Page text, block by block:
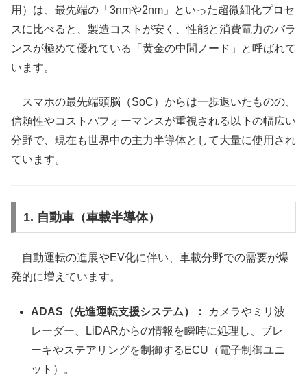
用）は、最先端の「3nmや2nm」といった超微細化プロセ
スに比べると、製造コストが安く、性能と消費電力のバラ
ンスが極めて優れている「黄金の中間ノード」と呼ばれて
います。
スマホの最先端頭脳（SoC）からは一歩退いたものの、
信頼性やコストパフォーマンスが重視される以下の幅広い
分野で、現在も世界中の主力半導体として大量に使用され
ています。
1. 自動車（車載半導体）
自動運転の進展やEV化に伴い、車載分野での需要が爆
発的に増えています。
ADAS（先進運転支援システム）：
カメラやミリ波
レーダー、LiDARからの情報を瞬時に処理し、ブレ
ーキやステアリングを制御するECU（電子制御ユニ
ット）。